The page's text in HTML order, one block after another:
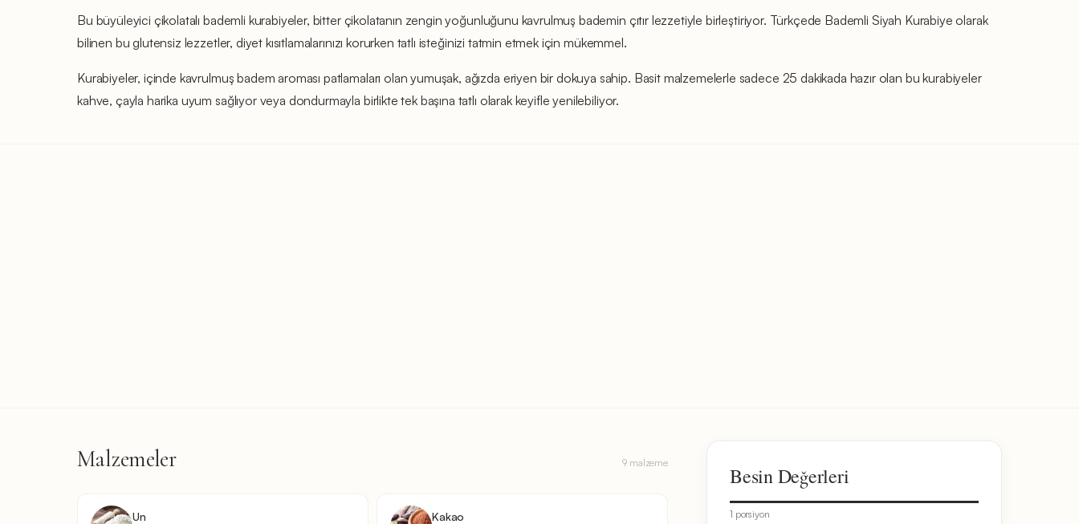
Bu büyüleyici çikolatalı bademli kurabiyeler, bitter çikolatanın zengin yoğunluğunu kavrulmuş bademin çıtır lezzetiyle birleştiriyor. Türkçede Bademli Siyah Kurabiye olarak
bilinen bu glutensiz lezzetler, diyet kısıtlamalarınızı korurken tatlı isteğinizi tatmin etmek için mükemmel.
Kurabiyeler, içinde kavrulmuş badem aroması patlamaları olan yumuşak, ağızda eriyen bir dokuya sahip. Basit malzemelerle sadece 25 dakikada hazır olan bu kurabiyeler
kahve, çayla harika uyum sağlıyor veya dondurmayla birlikte tek başına tatlı olarak keyifle yenilebiliyor.
Malzemeler 9 malzeme
Un
Kakao
Besin Değerleri
1 porsiyon